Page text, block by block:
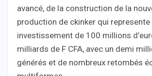
avancé, de la construction de la
production de ckinker qui represente
investissement de 100 millions
milliards de F CFA, avec un demi
générés et de nombreux retombés